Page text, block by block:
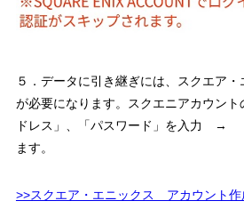
５．データに引き継ぎには、スクエア
が必要になります。スクエニアカウン
ドレス」、「パスワード」を入力 →
ます。
>>スクエア・エニックス アカウント作